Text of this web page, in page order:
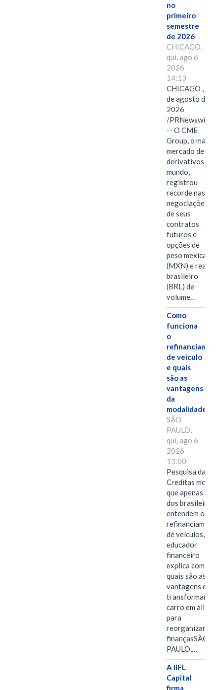
no
primeiro
semestre
de 2026
CHICAGO,
qui, ago 6
2026
14:13
CHICAGO , 6
de agosto de
2026
/PRNewswire/
-- O CME
Group, o maior
mercado de
derivativos do
mundo,
registrou
recorde nas
negociações
de seus
contratos
futuros e
opções de
peso mexicano
(MXN) e real
brasileiro
(BRL) de
volume…
Como
funciona
o
de veículo
e quais
são as
vantagens
da
modalidade?
SÃO
PAULO,
qui, ago 6
2026
13:00
Pesquisa da
Creditas mostra
que apenas 28%
dos brasileiros
entendem o
refinanciamento
de veículos,
educador
financeiro
explica como e
quais são as
vantagens de
transformar o
carro em aliado
para
reorganizar as
finançasSÃO
PAULO,…
A IIFL
Capital
firma